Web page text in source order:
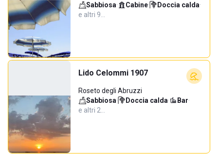
Sabbiosa· Cabine· Doccia calda·
e altri 9…
Lido Celommi 1907
Roseto degli Abruzzi
Sabbiosa· Doccia calda· Bar·
e altri 2…